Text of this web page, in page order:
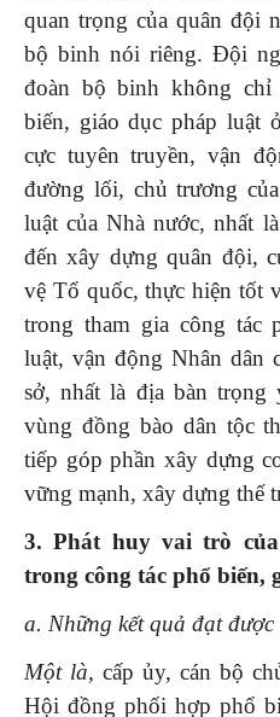
quan trọng của quân đội
bộ binh nói riêng. Đội
đoàn bộ binh không chỉ
biến, giáo dục pháp luật
cực tuyên truyền, vận
đường lối, chủ trương
luật của Nhà nước, nhất
đến xây dựng quân đội,
vệ Tổ quốc, thực hiện tốt
trong tham gia công tác
luật, vận động Nhân dân
sở, nhất là địa bàn trọng
vùng đồng bào dân tộc
tiếp góp phần xây dựng
vững mạnh, xây dựng thế
3. Phát huy vai trò
trong công tác phổ biến,
a. Những kết quả đạt được
Một là, cấp ủy, cán bộ
Hội đồng phối hợp phổ